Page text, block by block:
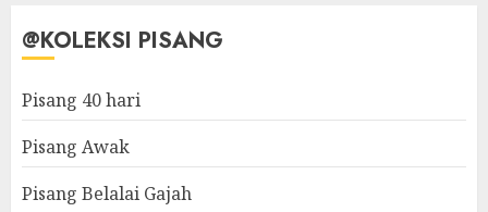
@KOLEKSI PISANG
Pisang 40 hari
Pisang Awak
Pisang Belalai Gajah